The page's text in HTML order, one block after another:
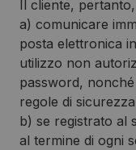
Il cliente,
a) comunicare
posta elettronica
utilizzo non
password,
regole di
b) se registrato al
al termine di ogni